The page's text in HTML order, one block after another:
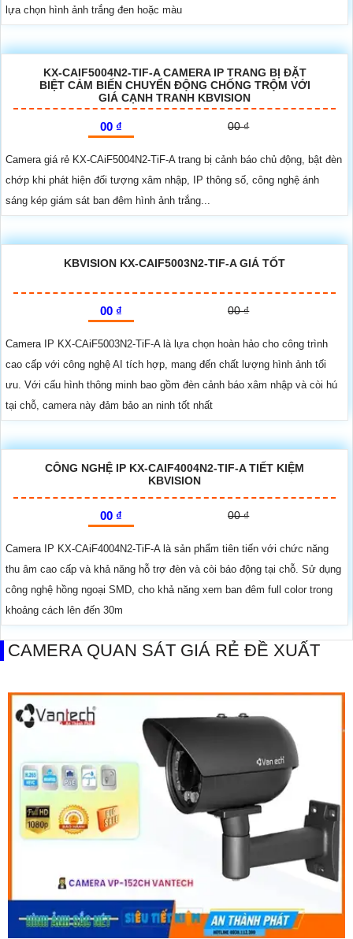
lựa chọn hình ảnh trắng đen hoặc màu
KX-CAIF5004N2-TIF-A CAMERA IP TRANG BỊ ĐẶT
BIỆT CẢM BIẾN CHUYỂN ĐỘNG CHỐNG TRỘM VỚI
GIÁ CẠNH TRANH KBVISION
00 ₫ 00 ₫
Camera giá rẻ KX-CAiF5004N2-TiF-A trang bị cảnh báo chủ động, bật đèn
chớp khi phát hiện đối tượng xâm nhập, IP thông số, công nghệ ánh
sáng kép giám sát ban đêm hình ảnh trắng...
KBVISION KX-CAIF5003N2-TIF-A GIÁ TỐT
00 ₫ 00 ₫
Camera IP KX-CAiF5003N2-TiF-A là lựa chọn hoàn hảo cho công trình
cao cấp với công nghệ AI tích hợp, mang đến chất lượng hình ảnh tối
ưu. Với cấu hình thông minh bao gồm đèn cảnh báo xâm nhập và còi hú
tại chỗ, camera này đảm bảo an ninh tốt nhất
CÔNG NGHỆ IP KX-CAIF4004N2-TIF-A TIẾT KIỆM
KBVISION
00 ₫ 00 ₫
Camera IP KX-CAiF4004N2-TiF-A là sản phẩm tiên tiến với chức năng
thu âm cao cấp và khả năng hỗ trợ đèn và còi báo động tại chỗ. Sử dụng
công nghệ hồng ngoại SMD, cho khả năng xem ban đêm full color trong
khoảng cách lên đến 30m
CAMERA QUAN SÁT GIÁ RẺ ĐỀ XUẤT